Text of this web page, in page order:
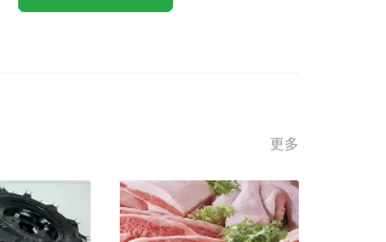
更多